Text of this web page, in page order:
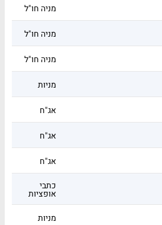
מניה חו"ל
מניה חו"ל
מניה חו"ל
מניות
אג"ח
אג"ח
אג"ח
כתבי
אופציות
מניות